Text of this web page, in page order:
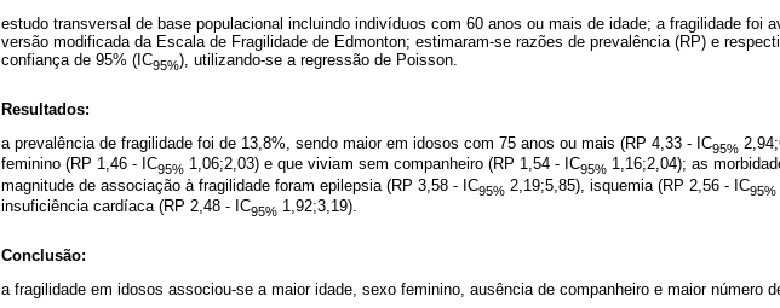
estudo transversal de base populacional incluindo indivíduos com 60 anos ou mais de idade; a fragilidade foi
versão modificada da Escala de Fragilidade de Edmonton; estimaram-se razões de prevalência (RP) e
confiança de 95% (IC95%), utilizando-se a regressão de Poisson.
Resultados:
a prevalência de fragilidade foi de 13,8%, sendo maior em idosos com 75 anos ou mais (RP 4,33 - IC95%
feminino (RP 1,46 - IC95% 1,06;2,03) e que viviam sem companheiro (RP 1,54 - IC95% 1,16;2,04); as
magnitude de associação à fragilidade foram epilepsia (RP 3,58 - IC95% 2,19;5,85), isquemia (RP 2,56 - IC95%
insuficiência cardíaca (RP 2,48 - IC95% 1,92;3,19).
Conclusão:
a fragilidade em idosos associou-se a maior idade, sexo feminino, ausência de companheiro e maior número